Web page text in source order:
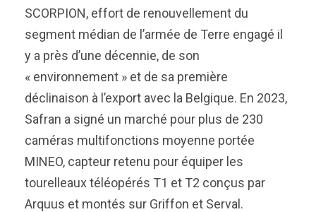
SCORPION, effort de renouvellement du
segment médian de l’armée de Terre engagé il
y a près d’une décennie, de son
« environnement » et de sa première
déclinaison à l’export avec la Belgique. En 2023,
Safran a signé un marché pour plus de 230
caméras multifonctions moyenne portée
MINEO, capteur retenu pour équiper les
tourelleaux téléopérés T1 et T2 conçus par
Arquus et montés sur Griffon et Serval.